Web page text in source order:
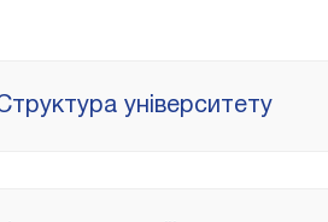
університету